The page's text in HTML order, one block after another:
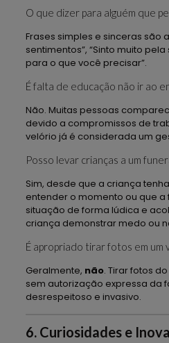
O que dizer para alguém que
Frases simples e sinceras são
sentimentos”, “Sinto muito
para o que você precisar”.
É falta de educação não ir ao
Não. Muitas pessoas
devido a compromissos de
velório já é considerada um
Posso levar crianças a um
Sim, desde que a criança
entender o momento ou que a
situação de forma lúdica e
criança demonstrar medo ou
É apropriado tirar fotos em um
Geralmente, não. Tirar fotos
sem autorização expressa da
desrespeitoso e invasivo.
6. Curiosidades e